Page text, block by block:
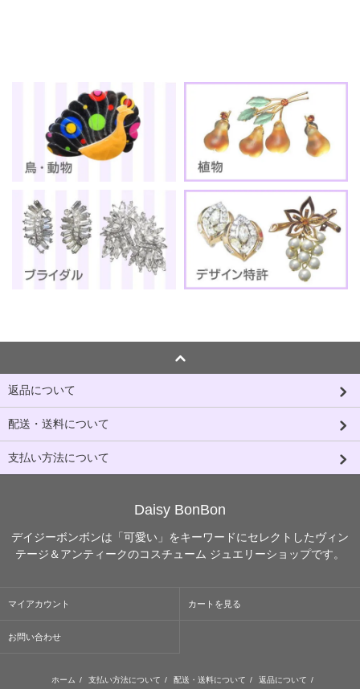
返品について
配送・送料について
支払い方法について
Daisy BonBon
デイジーボンボンは「可愛い」をキーワードにセレクトしたヴィン
テージ＆アンティークのコスチューム ジュエリーショップです。
マイアカウント カートを見る
お問い合わせ
ホーム / 支払い方法について / 配送・送料について / 返品について /